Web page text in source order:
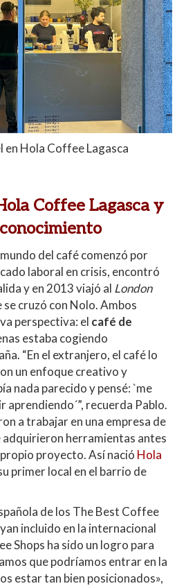
en Hola Coffee Lagasca
Coffee Lagasca y
del café comenzó por
laboral en crisis, encontró
y en 2013 viajó al London
cruzó con Nolo. Ambos
perspectiva: el café de
estaba cogiendo
“En el extranjero, el café lo
un enfoque creativo y
nada parecido y pensé: `me
recuerda Pablo.
a trabajar en una empresa de
herramientas antes
proyecto. Así nació Hola
primer local en el barrio de
de los The Best Coffee
incluido en la internacional
Shops ha sido un logro para
que podríamos entrar en la
estar tan bien posicionados»,